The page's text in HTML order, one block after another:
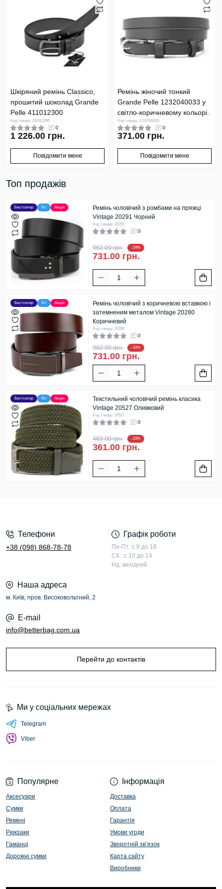
Шкіряний ремінь Classico,
прошитий шоколад Grande
Pelle 411012300
Код товару: 411012300
0
1 226.00 грн.
Повідомити мене
Ремінь жіночий тонкий
Grande Pelle 1232040033 у
світло-коричневому кольорі.
Код товару: 1232040033
0
371.00 грн.
Повідомити мене
Топ продажів
Бестселер Хіт Акція
Ремінь чоловічий з ромбами на пряжці
Vintage 20291 Чорний
Код товару: 20291
0
962.00 грн. -24%
731.00 грн.
Бестселер Хіт Акція
Ремінь чоловічий з коричневою вставкою і
затемненим металом Vintage 20280
Коричневий
Код товару: 20280
0
962.00 грн. -24%
731.00 грн.
Бестселер Хіт Акція
Текстильний чоловічий ремінь класика
Vintage 20527 Оливковий
Код товару: 20527
0
469.00 грн. -23%
361.00 грн.
Телефони
+38 (098) 868-78-78
Графік роботи
Пн-Пт: с 9 до 18
Сб.: с 10 до 14
Нд: вихідний
Наша адреса
м. Київ, пров. Високовольтний, 2
E-mail
info@betterbag.com.ua
Перейти до контактів
Популярне
Аксесуари
Сумки
Ремені
Рюкзаки
Гаманці
Дорожні сумки
Інформація
Доставка
Оплата
Гарантія
Умови угоди
Зворотній зв’язок
Карта сайту
Виробники
Ми у соціальних мережах
Telegram
Viber